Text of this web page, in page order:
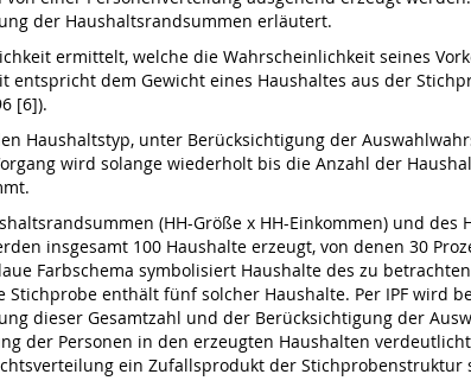
der Haushaltsrandsummen erläutert.
ermittelt, welche die Wahrscheinlichkeit seines
dem Gewicht eines Haushaltes aus der
[6]).
Haushaltstyp, unter Berücksichtigung der
wird solange wiederholt bis die Anzahl der
(HH-Größe x HH-Einkommen) und des
insgesamt 100 Haushalte erzeugt, von denen 30
Farbschema symbolisiert Haushalte des zu
enthält fünf solcher Haushalte. Per IPF wird
dieser Gesamtzahl und der Berücksichtigung der
der Personen in den erzeugten Haushalten
ein Zufallsprodukt der Stichprobenstruktur